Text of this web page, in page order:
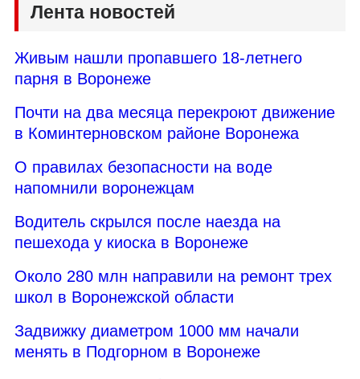
Лента новостей
Живым нашли пропавшего 18-летнего
парня в Воронеже
Почти на два месяца перекроют движение
в Коминтерновском районе Воронежа
О правилах безопасности на воде
напомнили воронежцам
Водитель скрылся после наезда на
пешехода у киоска в Воронеже
Около 280 млн направили на ремонт трех
школ в Воронежской области
Задвижку диаметром 1000 мм начали
менять в Подгорном в Воронеже